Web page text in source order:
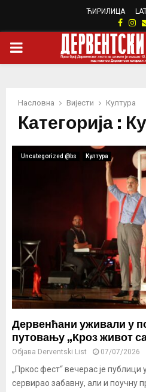
ЋИРИЛИЦА
PRIMARY
Насловна Вијести Култура
Категорија :
Uncategorized @bs Култура
Дервенћани уживали у
путовању „Кроз живот
Објава Derventski List 07/07/2026
„Пркос фест“ вечерас је публици
сервирао забавну, али и поучну